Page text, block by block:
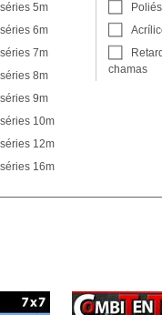
séries 5m
séries 6m
séries 7m
séries 8m
séries 9m
séries 10m
séries 12m
séries 16m
chamas